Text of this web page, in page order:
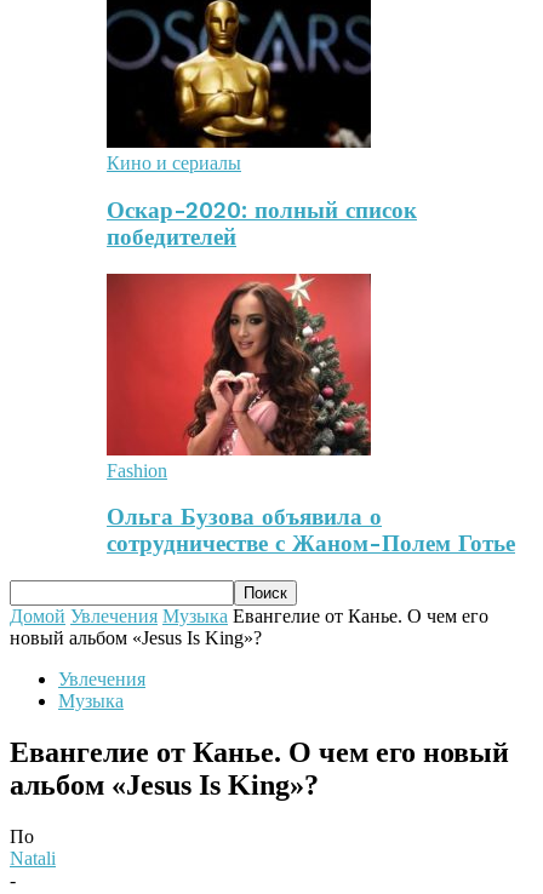
Кино и сериалы
Оскар-2020: полный список
победителей
Fashion
Ольга Бузова объявила о
сотрудничестве с Жаном-Полем Готье
Домой Увлечения Музыка Евангелие от Канье. О чем его
новый альбом «Jesus Is King»?
Увлечения
Музыка
Евангелие от Канье. О чем его новый
альбом «Jesus Is King»?
По
Natali
-